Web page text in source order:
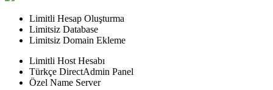
Limitli Hesap Oluşturma
Limitsiz Database
Limitsiz Domain Ekleme
Limitli Host Hesabı
Türkçe DirectAdmin Panel
Özel Name Server